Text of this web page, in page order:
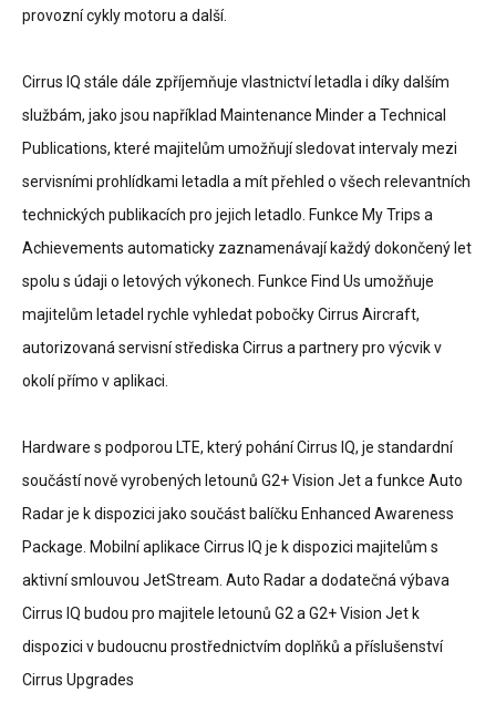
provozní cykly motoru a další.
Cirrus IQ stále dále zpříjemňuje vlastnictví letadla i díky dalším
službám, jako jsou například Maintenance Minder a Technical
Publications, které majitelům umožňují sledovat intervaly mezi
servisními prohlídkami letadla a mít přehled o všech relevantních
technických publikacích pro jejich letadlo. Funkce My Trips a
Achievements automaticky zaznamenávají každý dokončený let
spolu s údaji o letových výkonech. Funkce Find Us umožňuje
majitelům letadel rychle vyhledat pobočky Cirrus Aircraft,
autorizovaná servisní střediska Cirrus a partnery pro výcvik v
okolí přímo v aplikaci.
Hardware s podporou LTE, který pohání Cirrus IQ, je standardní
součástí nově vyrobených letounů G2+ Vision Jet a funkce Auto
Radar je k dispozici jako součást balíčku Enhanced Awareness
Package. Mobilní aplikace Cirrus IQ je k dispozici majitelům s
aktivní smlouvou JetStream. Auto Radar a dodatečná výbava
Cirrus IQ budou pro majitele letounů G2 a G2+ Vision Jet k
dispozici v budoucnu prostřednictvím doplňků a příslušenství
Cirrus Upgrades